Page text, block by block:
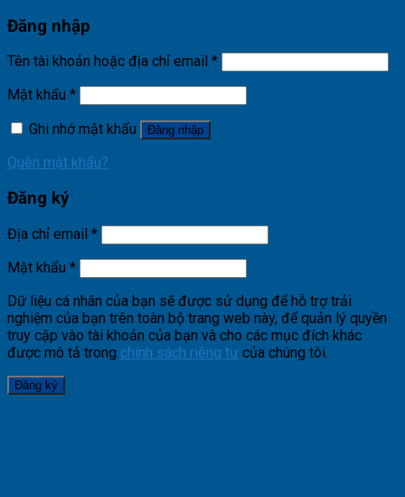
Đăng nhập
Tên tài khoản hoặc địa chỉ email *
Mật khẩu *
Ghi nhớ mật khẩu
Đăng nhập
Quên mật khẩu?
Đăng ký
Địa chỉ email *
Mật khẩu *
Dữ liệu cá nhân của bạn sẽ được sử dụng để hỗ trợ trải
nghiệm của bạn trên toàn bộ trang web này, để quản lý quyền
truy cập vào tài khoản của bạn và cho các mục đích khác
được mô tả trong chính sách riêng tư của chúng tôi.
Đăng ký